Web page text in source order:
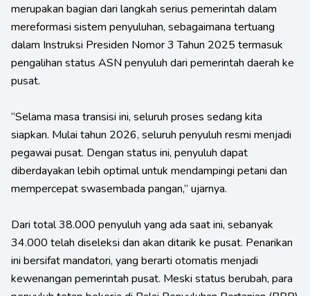
merupakan bagian dari langkah serius pemerintah dalam
mereformasi sistem penyuluhan, sebagaimana tertuang
dalam Instruksi Presiden Nomor 3 Tahun 2025 termasuk
pengalihan status ASN penyuluh dari pemerintah daerah ke
pusat.
“Selama masa transisi ini, seluruh proses sedang kita
siapkan. Mulai tahun 2026, seluruh penyuluh resmi menjadi
pegawai pusat. Dengan status ini, penyuluh dapat
diberdayakan lebih optimal untuk mendampingi petani dan
mempercepat swasembada pangan,” ujarnya.
Dari total 38.000 penyuluh yang ada saat ini, sebanyak
34.000 telah diseleksi dan akan ditarik ke pusat. Penarikan
ini bersifat mandatori, yang berarti otomatis menjadi
kewenangan pemerintah pusat. Meski status berubah, para